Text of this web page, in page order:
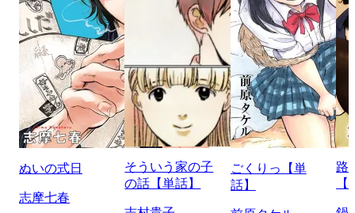
ぬいの式日
志摩七春
そういう家の子
の話【単話】
ごくりっ【単
話】
路